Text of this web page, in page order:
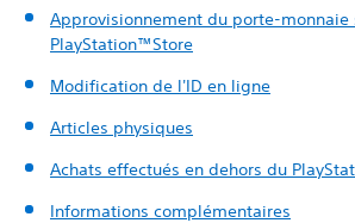
Approvisionnement du porte-monnaie
PlayStation™Store
Modification de l'ID en ligne
Articles physiques
Achats effectués en dehors du
Informations complémentaires